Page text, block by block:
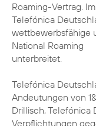
Roaming-Vertrag.
Telefónica
wettbewerbsfähige
National Roaming
unterbreitet.
Telefónica
Andeutungen von
Drillisch, Telefónica
Verpflichtungen